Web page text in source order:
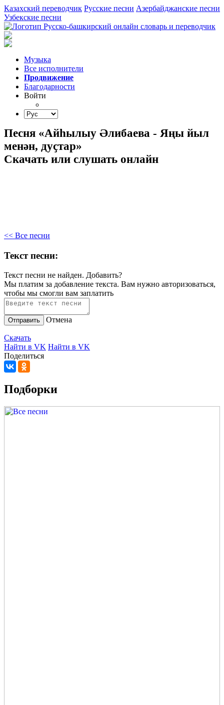
Казахский переводчик Русские песни Азербайджанские песни
Узбекские песни
Музыка
Все исполнители
Продвижение
Благодарности
Войти
Песня «Айһылыу Әлибаева - Яңы йыл
менән, дуҫтар»
Скачать или слушать онлайн
<< Все песни
Текст песни:
Текст песни не найден. Добавить?
Мы платим за добавление текста. Вам нужно авторизоваться,
чтобы мы смогли вам заплатить
Отправить Отмена
Скачать
Найти в VK Найти в VK
Поделиться
Подборки